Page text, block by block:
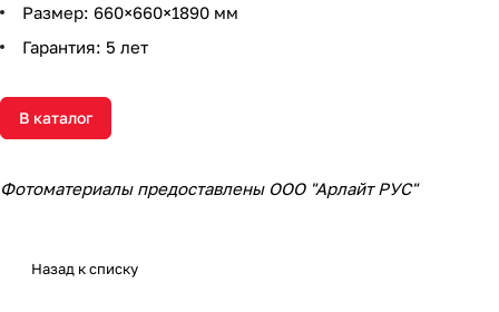
Размер: 660×660×1890 мм
Гарантия: 5 лет
В каталог
Фотоматериалы предоставлены ООО "Арлайт РУС"
Назад к списку